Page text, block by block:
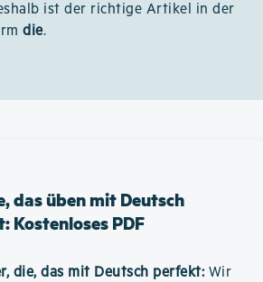
ist der richtige Artikel in der
die.
das üben mit Deutsch
Kostenloses PDF
die, das mit Deutsch perfekt: Wir